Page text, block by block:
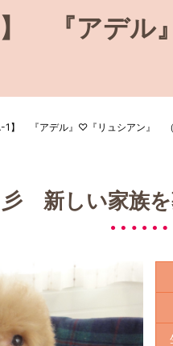
】 『アデル
1】 『アデル』♡『リュシアン』 （
新しい家族